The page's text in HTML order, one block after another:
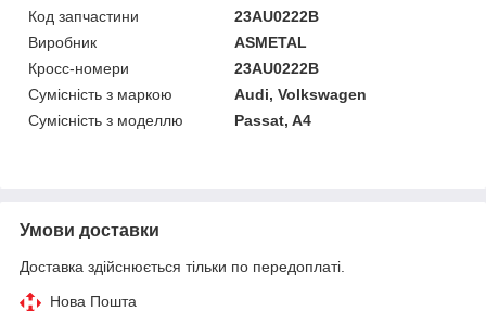
Код запчастини
23AU0222B
Виробник
ASMETAL
Кросс-номери
23AU0222B
Сумісність з маркою
Audi, Volkswagen
Сумісність з моделлю
Passat, A4
Умови доставки
Доставка здійснюється тільки по передоплаті.
Нова Пошта